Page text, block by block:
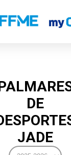
DE
JADE